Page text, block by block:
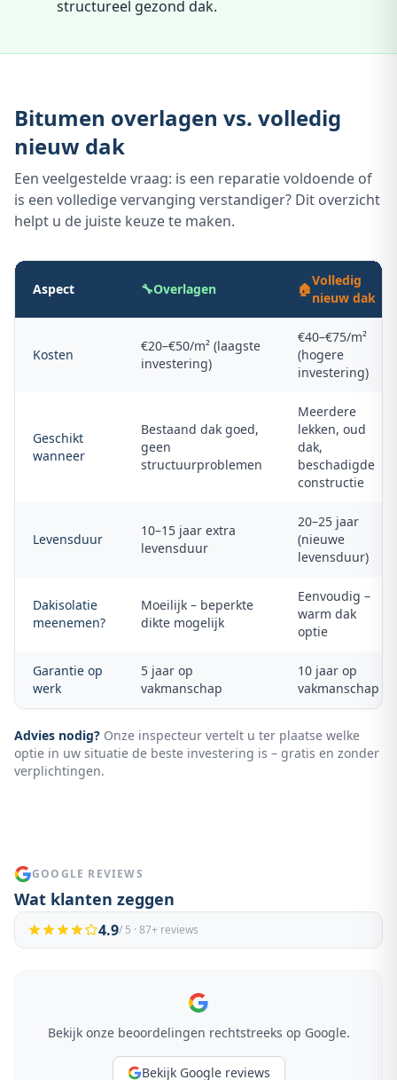
structureel gezond dak.
Bitumen overlagen vs. volledig
nieuw dak
Een veelgestelde vraag: is een reparatie voldoende of
is een volledige vervanging verstandiger? Dit overzicht
helpt u de juiste keuze te maken.
Aspect 🔧Overlagen 🏠
Volledig
nieuw dak
Kosten
€20–€50/m² (laagste
investering)
€40–€75/m²
(hogere
investering)
Geschikt
wanneer
Bestaand dak goed,
geen
structuurproblemen
Meerdere
lekken, oud
dak,
beschadigde
constructie
Levensduur
10–15 jaar extra
levensduur
20–25 jaar
(nieuwe
levensduur)
Dakisolatie
meenemen?
Moeilijk – beperkte
dikte mogelijk
Eenvoudig –
warm dak
optie
Garantie op
werk
5 jaar op
vakmanschap
10 jaar op
vakmanschap
Advies nodig? Onze inspecteur vertelt u ter plaatse welke
optie in uw situatie de beste investering is – gratis en zonder
verplichtingen.
GOOGLE REVIEWS
Wat klanten zeggen
4.9/ 5 · 87+ reviews
Bekijk onze beoordelingen rechtstreeks op Google.
Bekijk Google reviews